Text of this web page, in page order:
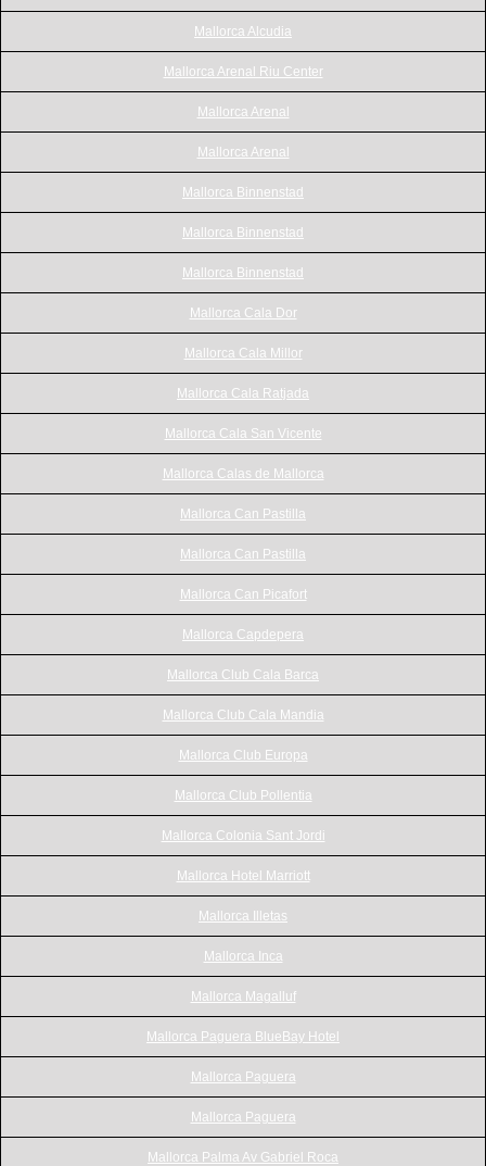
Mallorca Alcudia
Mallorca Arenal Riu Center
Mallorca Arenal
Mallorca Arenal
Mallorca Binnenstad
Mallorca Binnenstad
Mallorca Binnenstad
Mallorca Cala Dor
Mallorca Cala Millor
Mallorca Cala Ratjada
Mallorca Cala San Vicente
Mallorca Calas de Mallorca
Mallorca Can Pastilla
Mallorca Can Pastilla
Mallorca Can Picafort
Mallorca Capdepera
Mallorca Club Cala Barca
Mallorca Club Cala Mandia
Mallorca Club Europa
Mallorca Club Pollentia
Mallorca Colonia Sant Jordi
Mallorca Hotel Marriott
Mallorca Illetas
Mallorca Inca
Mallorca Magalluf
Mallorca Paguera BlueBay Hotel
Mallorca Paguera
Mallorca Paguera
Mallorca Palma Av Gabriel Roca